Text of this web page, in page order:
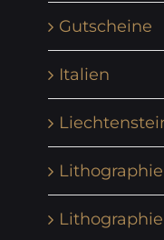
Gutscheine
Italien